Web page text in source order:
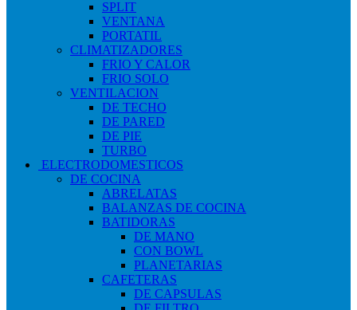
SPLIT
VENTANA
PORTATIL
CLIMATIZADORES
FRIO Y CALOR
FRIO SOLO
VENTILACION
DE TECHO
DE PARED
DE PIE
TURBO
ELECTRODOMESTICOS
DE COCINA
ABRELATAS
BALANZAS DE COCINA
BATIDORAS
DE MANO
CON BOWL
PLANETARIAS
CAFETERAS
DE CAPSULAS